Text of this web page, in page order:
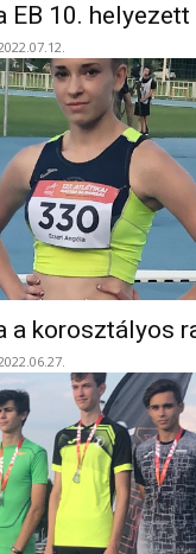
EB 10. helyezett
a korosztályos